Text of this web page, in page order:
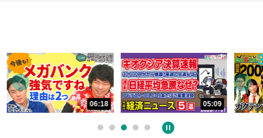
06:18 05:09